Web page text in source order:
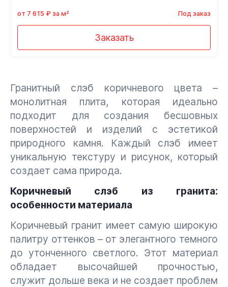
от 7 615 ₽ за м² Под заказ
Заказать
Гранитный слэб коричневого цвета –
монолитная плита, которая идеально
подходит для создания бесшовных
поверхностей и изделий с эстетикой
природного камня. Каждый слэб имеет
уникальную текстуру и рисунок, который
создает сама природа.
Коричневый слэб из гранита:
особенности материала
Коричневый гранит имеет самую широкую
палитру оттенков – от элегантного темного
до утонченного светлого. Этот материал
обладает высочайшей прочностью,
служит дольше века и не создает проблем